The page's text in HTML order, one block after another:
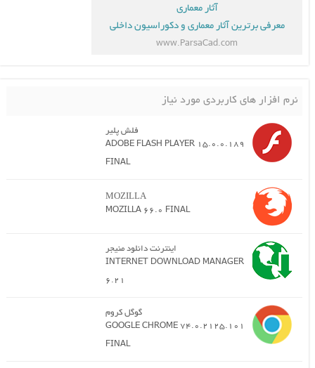
آثار معماری
معرفی برترین آثار معماری و دکوراسیون داخلی
www.ParsaCad.com
نرم افزار های کاربردی مورد نیاز
فلش پلیر
ADOBE FLASH PLAYER 15.0.0.189
FINAL
MOZILLA
MOZILLA 66.0 FINAL
اینترنت دانلود منیجر
INTERNET DOWNLOAD MANAGER
6.21
گوگل کروم
GOOGLE CHROME 74.0.2125.101
FINAL